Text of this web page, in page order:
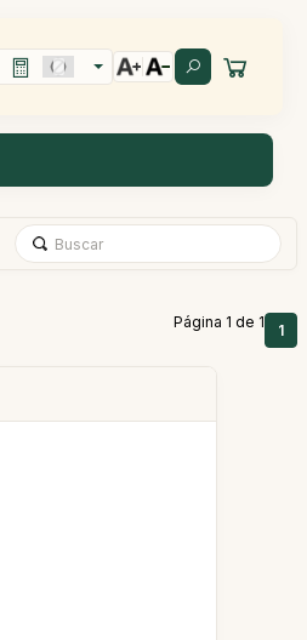
Página 1 de 1 1